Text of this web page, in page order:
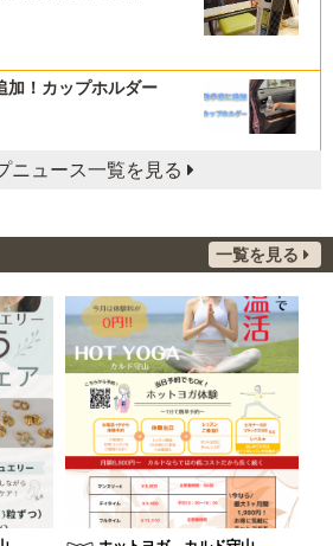
加！カップホルダー
ニュース一覧を見る
一覧を見る